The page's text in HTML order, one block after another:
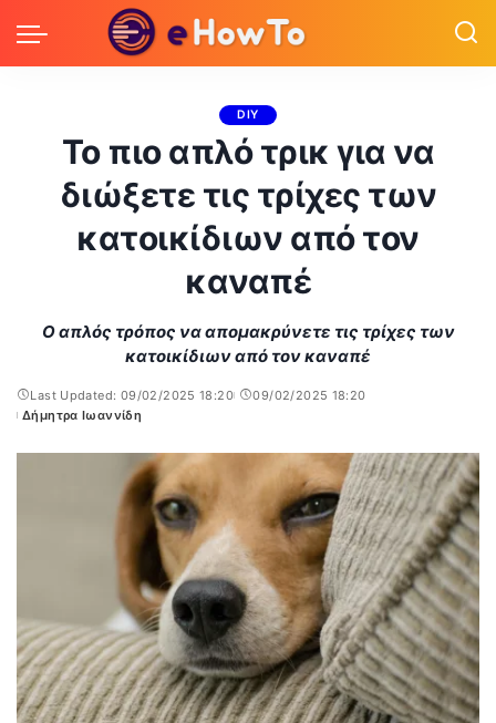
DIY
Το πιο απλό τρικ για να
διώξετε τις τρίχες των
κατοικίδιων από τον
καναπέ
Ο απλός τρόπος να απομακρύνετε τις τρίχες των
κατοικίδιων από τον καναπέ
Last Updated: 09/02/2025 18:20
09/02/2025 18:20
Posted
Δήμητρα Ιωαννίδη